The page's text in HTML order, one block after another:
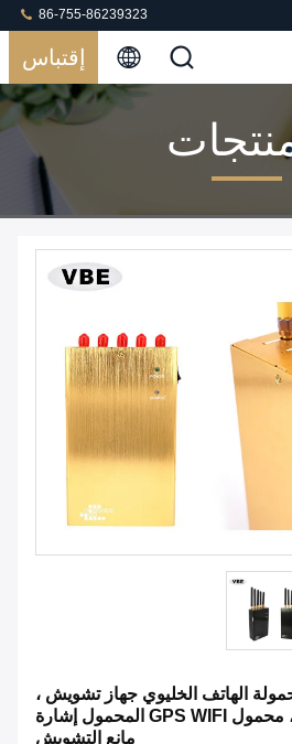
86-755-86239323
إقتباس
الهاتف الخليوي جهاز تشويش ،
Handhed إشارة مانع ، محمول GPS WIFI المحمول إشارة
مانع التشويش